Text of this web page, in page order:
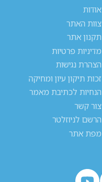
אודות
צוות האתר
תקנון אתר
מדיניות פרטיות
הצהרת נגישות
זכות תיקון עיון ומחיקה
הנחיות לכתיבת מאמר
צור קשר
הרשם לניוזלטר
מפת אתר